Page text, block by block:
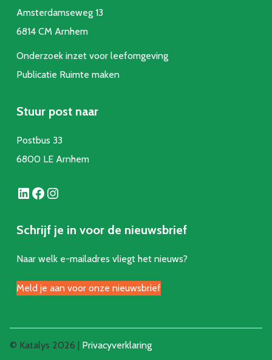
Amsterdamseweg 13
6814 CM Arnhem
Onderzoek inzet voor leefomgeving
Publicatie Ruimte maken
Stuur post naar
Postbus 33
6800 LE Arnhem
LinkedIn Facebook Instagram
Schrijf je in voor de nieuwsbrief
Naar welk e-mailadres vliegt het nieuws?
Meld je aan voor onze nieuwsbrief
© Katalys 2026 | Privacyverklaring